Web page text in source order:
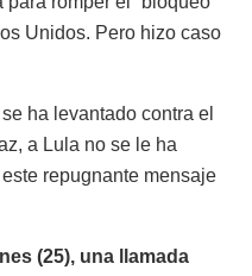
Unidos. Pero hizo caso
ha levantado contra el
a Lula no se le ha
repugnante mensaje
(25), una llamada